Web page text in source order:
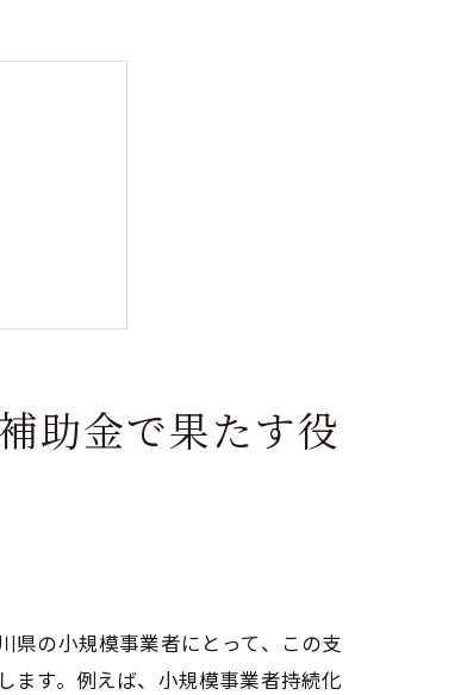
助金で果たす役
県の小規模事業者にとって、この支
ます。例えば、小規模事業者持続化